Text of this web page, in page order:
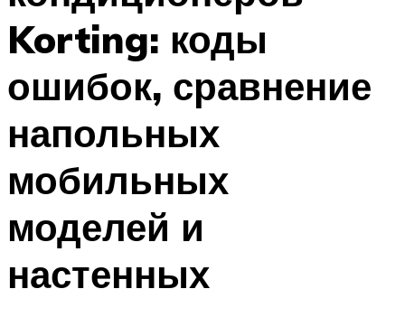
Korting: коды
ошибок, сравнение
напольных
мобильных
моделей и
настенных